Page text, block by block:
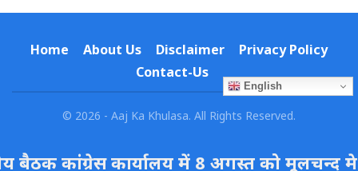
Home About Us Disclaimer
Privacy Policy
Contact-Us
English
© 2026 - Aaj Ka Khulasa. All Rights Reserved.
कांग्रेस कार्यालय में 8 अगस्त को मूलचन्द